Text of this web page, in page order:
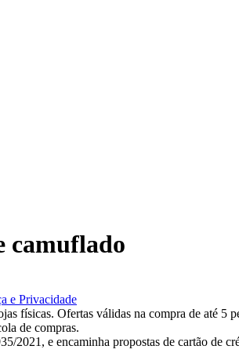
camuflado
e Privacidade
físicas. Ofertas válidas na compra de até 5
de compras.
e encaminha propostas de cartão de